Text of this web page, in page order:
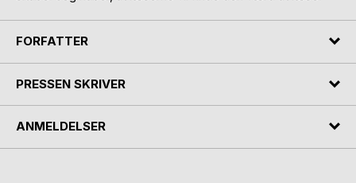
FORFATTER
PRESSEN SKRIVER
ANMELDELSER